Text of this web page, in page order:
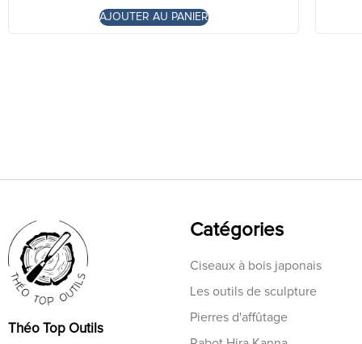
AJOUTER AU PANIER
Théo Top Outils
Catégories
Ciseaux à bois japonais
Les outils de sculpture
Pierres d'affûtage